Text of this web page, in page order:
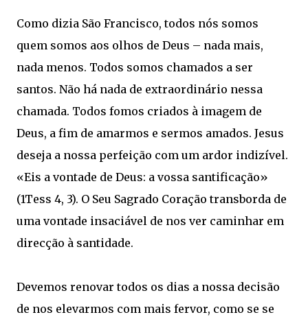
Como dizia São Francisco, todos nós somos
quem somos aos olhos de Deus – nada mais,
nada menos. Todos somos chamados a ser
santos. Não há nada de extraordinário nessa
chamada. Todos fomos criados à imagem de
Deus, a fim de amarmos e sermos amados. Jesus
deseja a nossa perfeição com um ardor indizível.
«Eis a vontade de Deus: a vossa santificação»
(1Tess 4, 3). O Seu Sagrado Coração transborda de
uma vontade insaciável de nos ver caminhar em
direcção à santidade.
Devemos renovar todos os dias a nossa decisão
de nos elevarmos com mais fervor, como se se